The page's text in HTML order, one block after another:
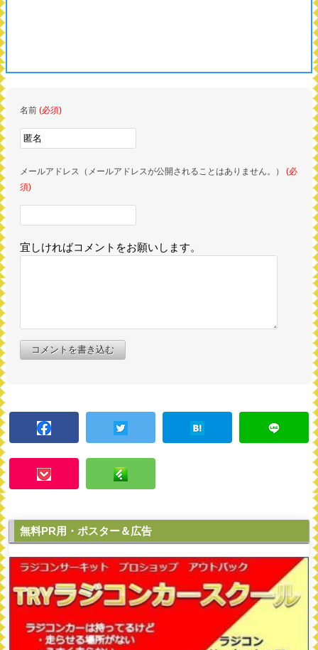
名前 (必須)
メールアドレス（メールアドレスが公開されることはありません。） (必
須)
宜しければコメントをお願いします。
コメントを書き込む
無料PR用・ポスター＆広告